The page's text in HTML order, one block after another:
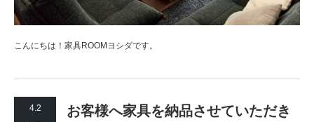
こんにちは！家具ROOMヨシダです。
4.2
お客様へ家具を納品させていただき